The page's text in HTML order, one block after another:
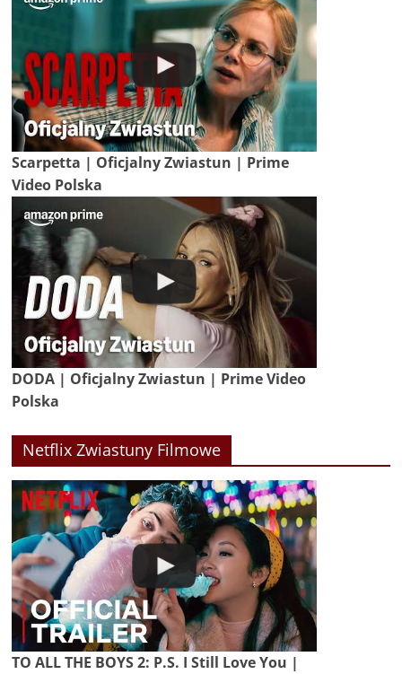
Scarpetta | Oficjalny Zwiastun | Prime
Video Polska
DODA | Oficjalny Zwiastun | Prime Video
Polska
Netflix Zwiastuny Filmowe
TO ALL THE BOYS 2: P.S. I Still Love You |